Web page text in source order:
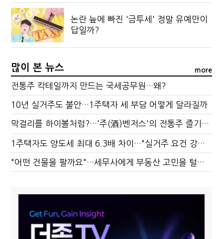
논란 늪에 빠진 '금투세' 정말 유예만이
답일까?
많이 본 뉴스 more
전통주 칵테일까지 만드는 국세공무원…왜?
10년 실거주도 불안…1주택자 세 부담 어떻게 달라질까
막걸리를 하이볼처럼?…'주(酒)벤저스'의 전통주 즐기는 법
1주택자도 양도세 최대 6.3배 차이…"실거주 요건 강화하자"
"어떤 건물을 팔까요"…세무사에게 부동산 고민을 털어놓는 이유